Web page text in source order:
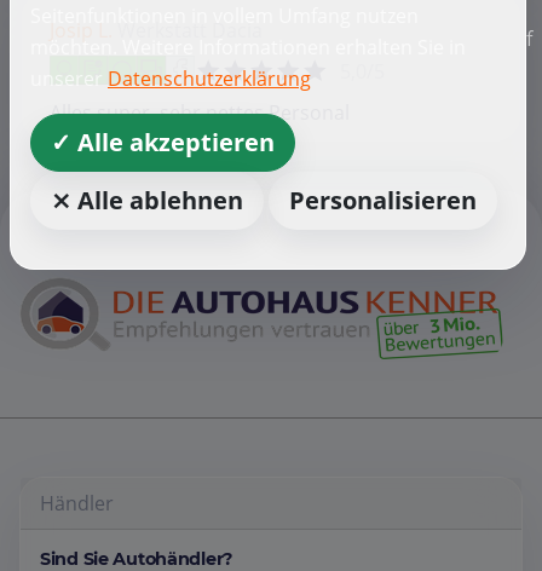
Josip L.
Alles super, sehr nettes Personal
Händler
Sind Sie Autohändler?
möchten. Weitere Informationen erhalten Sie in
unserer Datenschutzerklärung
✓ Alle akzeptieren
⨯ Alle ablehnen
Personalisieren
f